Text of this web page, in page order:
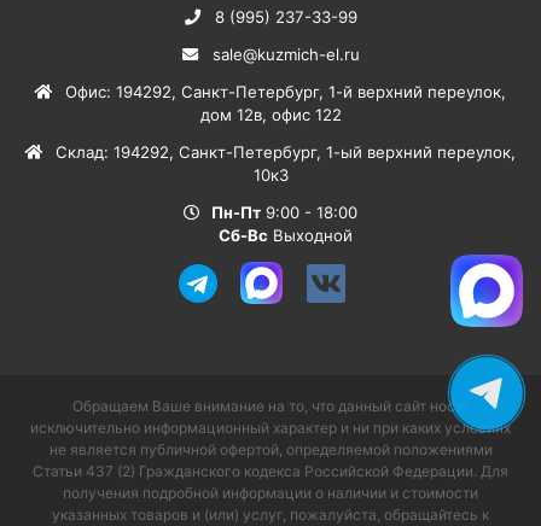
8 (995) 237-33-99
sale@kuzmich-el.ru
Офис: 194292, Санкт-Петербург, 1-й верхний переулок,
дом 12в, офис 122
Склад: 194292, Санкт-Петербург, 1-ый верхний переулок,
10к3
Пн-Пт 9:00 - 18:00
Сб-Вс Выходной
Обращаем Ваше внимание на то, что данный сайт носит
исключительно информационный характер и ни при каких условиях
не является публичной офертой, определяемой положениями
Статьи 437 (2) Гражданского кодекса Российской Федерации. Для
получения подробной информации о наличии и стоимости
указанных товаров и (или) услуг, пожалуйста, обращайтесь к